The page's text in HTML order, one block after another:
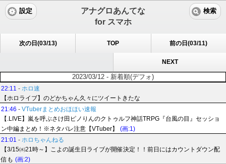
アナグロあんてな
for スマホ
設定 検索
次の日(03/13) TOP 前の日(03/11)
NEXT
2023/03/12 - 新着順(デフォ)
22:11 - ホロ速
【ホロライブ】のどかちゃん久々にツイートきたな
21:46 - VTuberまとめおほほい速報
【.LIVE】嵐を呼ぶさけ田ピノりんのクトゥルフ神話TRPG『台風の目』セッショ
ン中編まとめ！※ネタバレ注意【VTuber】
(画:1)
21:01 - ホロちゃんねる
【3/15㈬21時～】こよの誕生日ライブが開催決定！！前日にはカウントダウン配
信も (画:2)